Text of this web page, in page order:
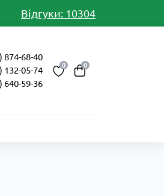
Відгуки: 10304
874-68-40
132-05-74
640-59-36
0 0